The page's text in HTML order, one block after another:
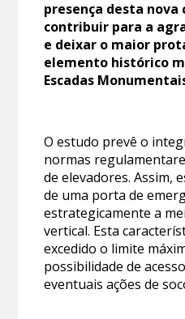
presença desta nova
contribuir para a
e deixar o maior
elemento histórico
Escadas
O estudo prevê o
normas
de elevadores. Assim,
de uma porta de
estrategicamente a
vertical. Esta
excedido o limite
possibilidade de
eventuais ações de